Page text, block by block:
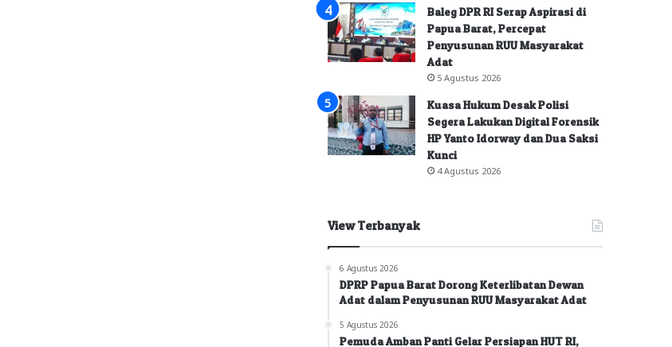
Baleg DPR RI Serap Aspirasi di
Papua Barat, Percepat
Penyusunan RUU Masyarakat
Adat
5 Agustus 2026
Kuasa Hukum Desak Polisi
Segera Lakukan Digital Forensik
HP Yanto Idorway dan Dua Saksi
Kunci
4 Agustus 2026
View Terbanyak
6 Agustus 2026
DPRP Papua Barat Dorong Keterlibatan Dewan
Adat dalam Penyusunan RUU Masyarakat Adat
5 Agustus 2026
Pemuda Amban Panti Gelar Persiapan HUT RI,